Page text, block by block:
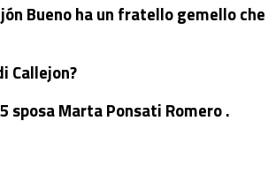
Bueno ha un fratellogemello
Callejon?
sposaMarta Ponsati Romero.